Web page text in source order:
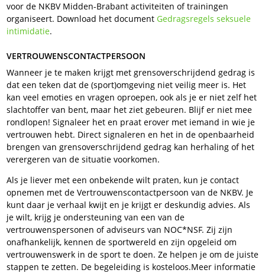
voor de NKBV Midden-Brabant activiteiten of trainingen
organiseert. Download het document Gedragsregels seksuele
intimidatie.
VERTROUWENSCONTACTPERSOON
Wanneer je te maken krijgt met grensoverschrijdend gedrag is
dat een teken dat de (sport)omgeving niet veilig meer is. Het
kan veel emoties en vragen oproepen, ook als je er niet zelf het
slachtoffer van bent, maar het ziet gebeuren. Blijf er niet mee
rondlopen! Signaleer het en praat erover met iemand in wie je
vertrouwen hebt. Direct signaleren en het in de openbaarheid
brengen van grensoverschrijdend gedrag kan herhaling of het
verergeren van de situatie voorkomen.
Als je liever met een onbekende wilt praten, kun je contact
opnemen met de Vertrouwenscontactpersoon van de NKBV. Je
kunt daar je verhaal kwijt en je krijgt er deskundig advies. Als
je wilt, krijg je ondersteuning van een van de
vertrouwenspersonen of adviseurs van NOC*NSF. Zij zijn
onafhankelijk, kennen de sportwereld en zijn opgeleid om
vertrouwenswerk in de sport te doen. Ze helpen je om de juiste
stappen te zetten. De begeleiding is kosteloos.Meer informatie